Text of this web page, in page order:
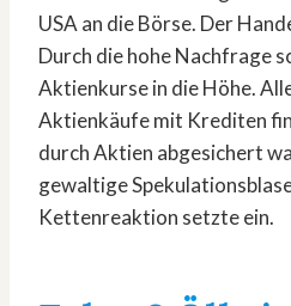
USA an die Börse. Der
Durch die hohe Nachfrage
Aktienkurse in die Höhe.
Aktienkäufe mit Krediten
durch Aktien abgesichert
gewaltige
Kettenreaktion setzte ein.